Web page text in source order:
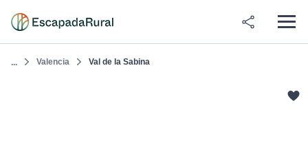
... Valencia Val de la Sabina